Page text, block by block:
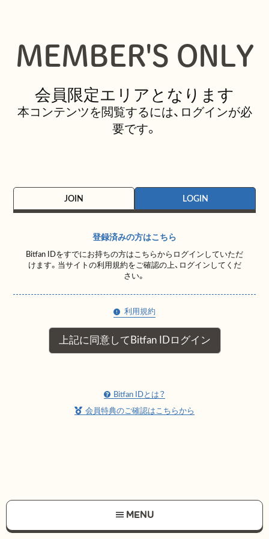
MENU
MEMBER'S ONLY
会員限定エリアとなります
本コンテンツを閲覧するには、ログインが必
要です。
JOIN LOGIN
登録済みの方はこちら
Bitfan IDをすでにお持ちの方はこちらからログインしていただ
けます。 当サイトの利用規約をご確認の上、ログインしてくだ
さい。
利用規約
上記に同意してBitfan IDログイン
Bitfan IDとは？
会員特典のご確認はこちらから